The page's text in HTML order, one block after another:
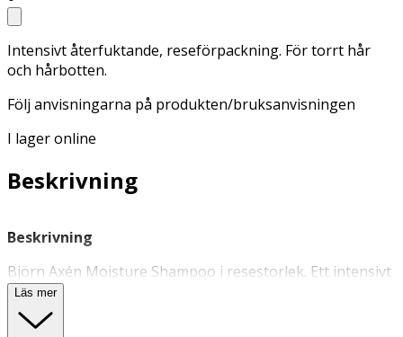
Intensivt återfuktande, reseförpackning. För torrt hår
och hårbotten.
Följ anvisningarna på produkten/bruksanvisningen
I lager online
Beskrivning
Beskrivning
Björn Axén Moisture Shampoo i resestorlek. Ett intensivt
återfuktande
Innehåller hyaluronsyra och AntiDehydration
Technology som mjukgör och vårdar håret, samt ger
Läs mer